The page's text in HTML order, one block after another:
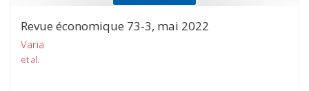
Revue économique 73-3, mai 2022
Varia
et al.